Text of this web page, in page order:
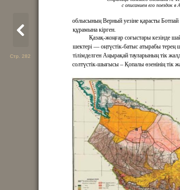
с описанием его поездок в
облысының Верный уезіне қарасты
құрамына кірген.
Қазақ-жоңғар соғыстары кезінде
шектері — оңтүстік-батыс атырабы терең
тілімделген Аңырақай тауларының тік
солтүстік-шығысы – Қопалы өзенінің тік
Стр. 282